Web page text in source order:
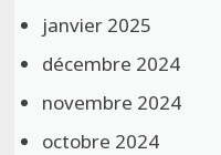
janvier 2025
décembre 2024
novembre 2024
octobre 2024